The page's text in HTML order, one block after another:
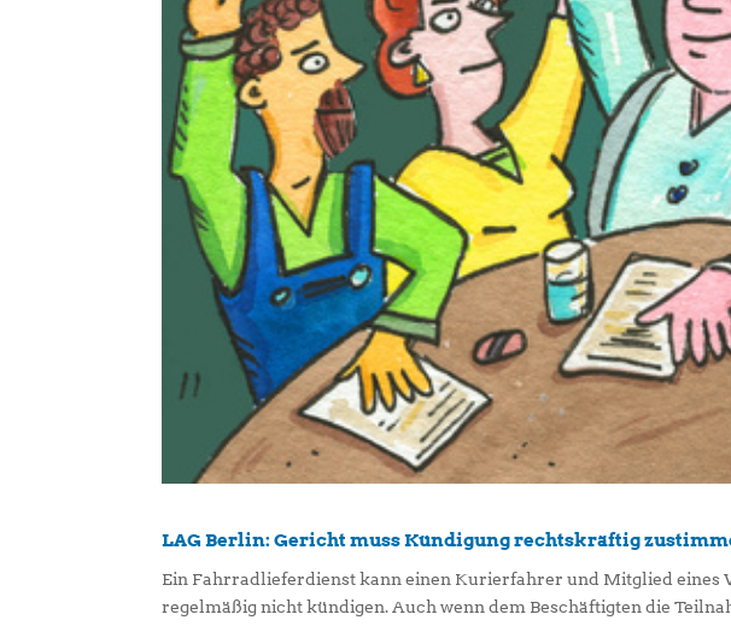
LAG Berlin: Gericht muss Kündigung rechtskräftig
Ein Fahrradlieferdienst kann einen Kurierfahrer und Mitglied eines
regelmäßig nicht kündigen. Auch wenn dem Beschäftigten die